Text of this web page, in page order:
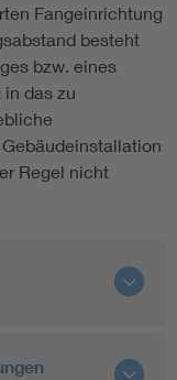
Fangeinrichtung
besteht
bzw. eines
das zu
Regel nicht